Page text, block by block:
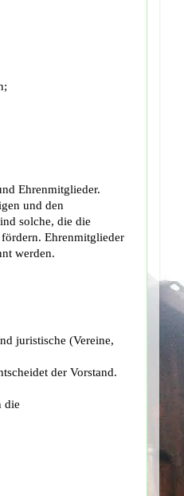
Ehrenmitglieder.
und den
solche, die die
Ehrenmitglieder
werden.
juristische (Vereine,
der Vorstand.
die